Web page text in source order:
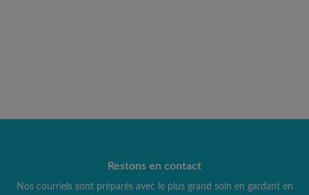
Restons en contact
Nos courriels sont préparés avec le plus grand soin en gardant en